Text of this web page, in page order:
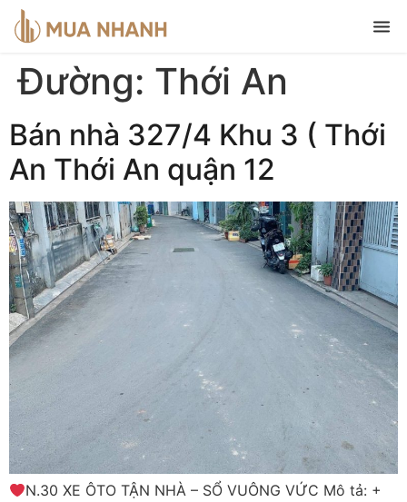
Đường: Thới An
Bán nhà 327/4 Khu 3 ( Thới
An Thới An quận 12
N.30 XE ÔTO TẬN NHÀ – SỔ VUÔNG VỨC Mô tả: +